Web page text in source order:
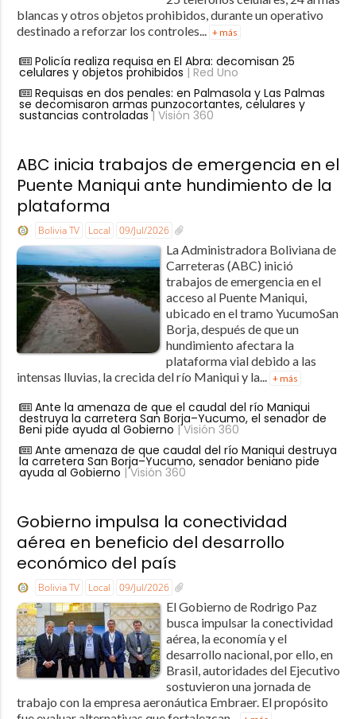
blancas y otros objetos prohibidos, durante un operativo
destinado a reforzar los controles... + más
Policía realiza requisa en El Abra: decomisan 25
celulares y objetos prohibidos | Red Uno
Requisas en dos penales: en Palmasola y Las Palmas
se decomisaron armas punzocortantes, celulares y
sustancias controladas | Visión 360
ABC inicia trabajos de emergencia en el
Puente Maniqui ante hundimiento de la
plataforma
Bolivia TV Local 09/Jul/2026
La Administradora Boliviana de
Carreteras (ABC) inició
trabajos de emergencia en el
acceso al Puente Maniqui,
ubicado en el tramo YucumoSan
Borja, después de que un
hundimiento afectara la
plataforma vial debido a las
intensas lluvias, la crecida del río Maniqui y la...
+ más
Ante la amenaza de que el caudal del río Maniqui
destruya la carretera San Borja–Yucumo, el senador de
Beni pide ayuda al Gobierno | Visión 360
Ante amenaza de que caudal del río Maniqui destruya
la carretera San Borja–Yucumo, senador beniano pide
ayuda al Gobierno | Visión 360
Gobierno impulsa la conectividad
aérea en beneficio del desarrollo
económico del país
Bolivia TV Local 09/Jul/2026
El Gobierno de Rodrigo Paz
busca impulsar la conectividad
aérea, la economía y el
desarrollo nacional, por ello, en
Brasil, autoridades del Ejecutivo
sostuvieron una jornada de
trabajo con la empresa aeronáutica Embraer. El propósito